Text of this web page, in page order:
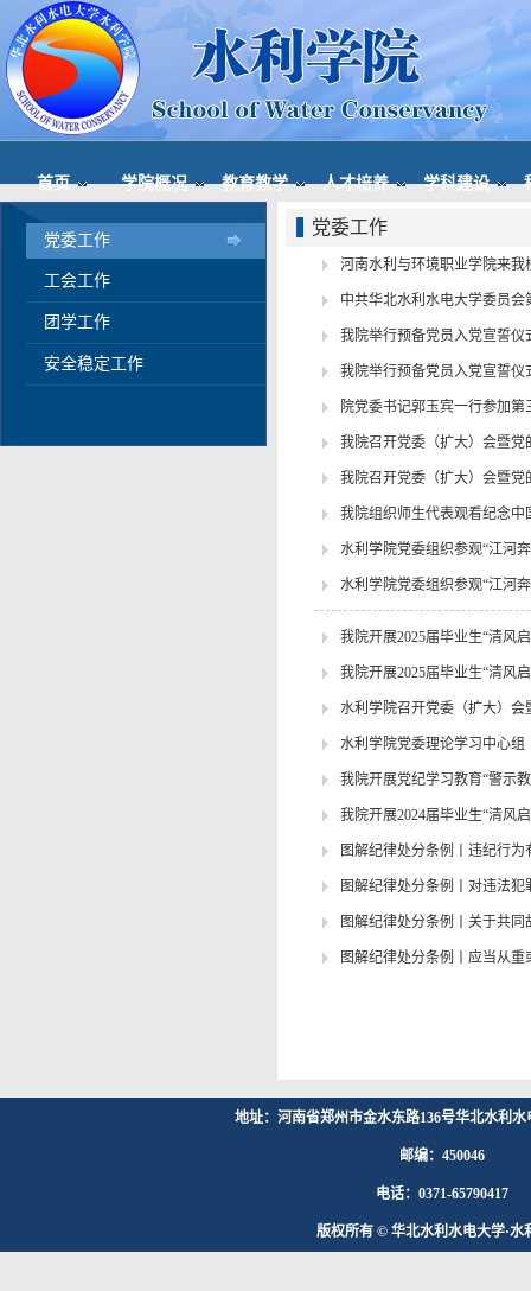
首页 学院概况 教育教学 人才培养 学科建设
党委工作
工会工作
团学工作
安全稳定工作
党委工作
河南水利与环境职业学院来我
中共华北水利水电大学委员
我院举行预备党员入党宣誓仪
我院举行预备党员入党宣誓仪
院党委书记郭玉宾一行参加
我院召开党委（扩大）会暨
我院召开党委（扩大）会暨
我院组织师生代表观看纪念
水利学院党委组织参观“江河
水利学院党委组织参观“江河
我院开展2025届毕业生“清风
我院开展2025届毕业生“清风
水利学院召开党委（扩大）
水利学院党委理论学习中心
我院开展党纪学习教育“警示
我院开展2024届毕业生“清风
图解纪律处分条例丨违纪行
图解纪律处分条例丨对违法
图解纪律处分条例丨关于共
图解纪律处分条例丨应当从
地址：河南省郑州市金水东路136号华北水利
邮编：450046
电话：0371-65790417
版权所有 © 华北水利水电大学·水